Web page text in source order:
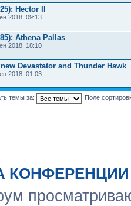
Hector II
2018, 09:13
Athena Pallas
2018, 18:10
Devastator and Thunder Hawk
2018, 01:03
темы за: Поле
КОНФЕРЕНЦИИ